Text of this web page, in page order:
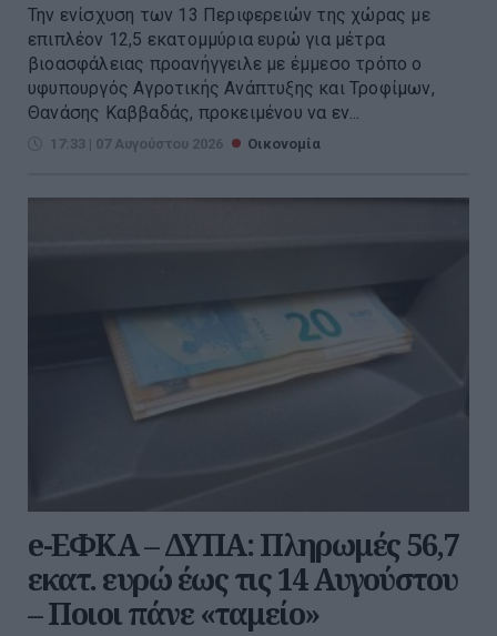
Την ενίσχυση των 13 Περιφερειών της χώρας με
επιπλέον 12,5 εκατομμύρια ευρώ για μέτρα
βιοασφάλειας προανήγγειλε με έμμεσο τρόπο ο
υφυπουργός Αγροτικής Ανάπτυξης και Τροφίμων,
Θανάσης Καββαδάς, προκειμένου να εν...
17:33 | 07 Αυγούστου 2026 Οικονομία
e-ΕΦΚΑ – ΔΥΠΑ: Πληρωμές 56,7
εκατ. ευρώ έως τις 14 Αυγούστου
– Ποιοι πάνε «ταμείο»